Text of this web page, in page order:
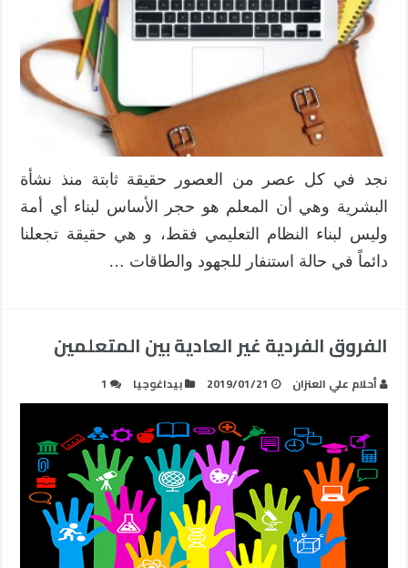
والمهنية
مغلقة
نجد في كل عصر من العصور حقيقة ثابتة منذ نشأة
البشرية وهي أن المعلم هو حجر الأساس لبناء أي أمة
وليس لبناء النظام التعليمي فقط، و هي حقيقة تجعلنا
دائماً في حالة استنفار للجهود والطاقات …
الفروق الفردية غير العادية بين المتعلمين
أحلام علي العنزان 2019/01/21 بيداغوجيا 1